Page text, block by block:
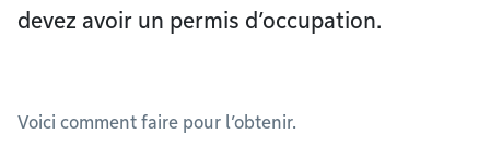
devez avoir un permis d’occupation.
Voici comment faire pour l’obtenir.